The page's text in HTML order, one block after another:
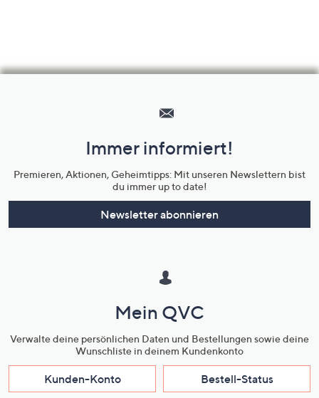
Unternehmensinformationen
Immer informiert!
Premieren, Aktionen, Geheimtipps: Mit unseren Newslettern bist
du immer up to date!
Newsletter abonnieren
Mein QVC
Verwalte deine persönlichen Daten und Bestellungen sowie deine
Wunschliste in deinem Kundenkonto
Kunden-Konto Bestell-Status